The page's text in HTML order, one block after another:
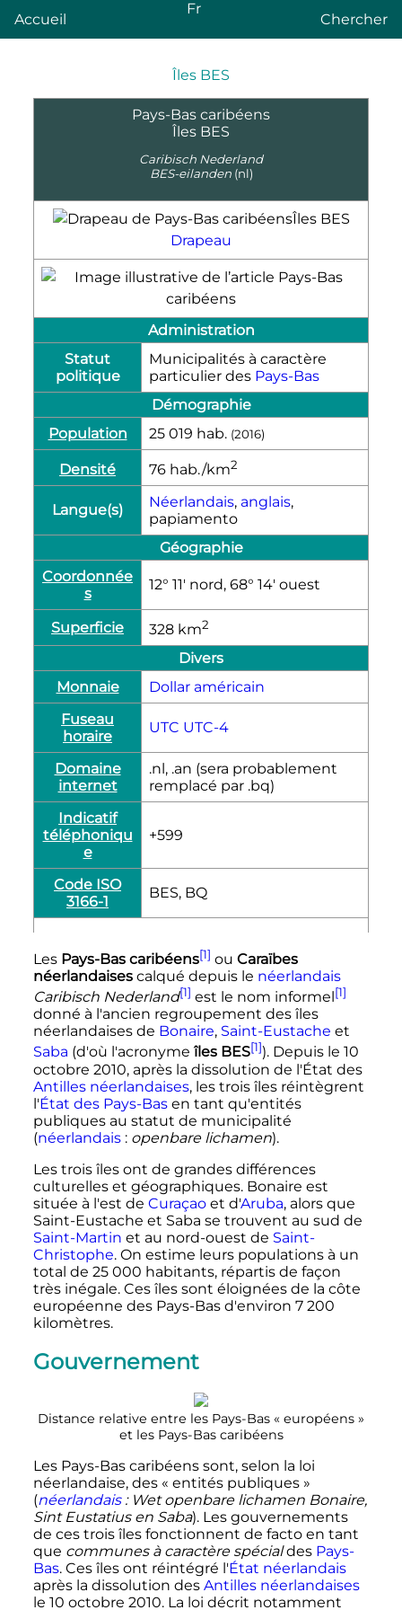
Accueil
Fr
Chercher
Îles BES
Pays-Bas caribéens
Îles BES
Caribisch Nederland
BES-eilanden (nl)
Drapeau
Administration
Statut
politique
Municipalités à caractère
particulier des Pays-Bas
Démographie
Population
25 019 hab. (2016)
Densité 76 hab./km2
Langue(s) Néerlandais, anglais,
papiamento
Géographie
Coordonnée
s
12° 11′ nord, 68° 14′ ouest
Superficie 328 km2
Divers
Monnaie
Dollar américain
Fuseau
horaire
UTC UTC-4
Domaine
internet
.nl, .an (sera probablement
remplacé par .bq)
Indicatif
téléphoniqu
e
+599
Code ISO
3166-1
BES, BQ
Les Pays-Bas caribéens[1] ou Caraïbes
néerlandaisescalqué depuis le néerlandais
Caribisch Nederland[1] est le nom informel [1]
donné à l'ancien regroupement des îles
néerlandaises de Bonaire, Saint-Eustache et
Saba (d'où l'acronymeîles BES[1]). Depuis le 10
octobre 2010, après la dissolution de l'État des
Antilles néerlandaises, les trois îles réintègrent
l'État des Pays-Basen tant qu'entités
publiques au statut de municipalité
(néerlandais: openbare lichamen).
Les trois îles ont de grandes différences
culturelles et géographiques. Bonaire est
située à l'est de Curaçaoet d'Aruba, alors que
Saint-Eustache et Saba se trouvent au sud de
Saint-Martin et au nord-ouest de Saint-
Christophe. On estime leurs populations à un
total de 25 000 habitants, répartis de façon
très inégale. Ces îles sont éloignées de la côte
européenne des Pays-Bas d'environ 7 200
kilomètres.
Gouvernement
Distance relative entre les Pays-Bas « européens »
et les Pays-Bas caribéens
Les Pays-Bas caribéens sont, selon la loi
néerlandaise, des « entités publiques »
(néerlandais: Wet openbare lichamen Bonaire,
Sint Eustatius en Saba). Les gouvernements
de ces trois îles fonctionnent de facto en tant
que communes à caractère spécialdes Pays-
Bas. Ces îles ont réintégré l'État néerlandais
après la dissolution des Antilles néerlandaises
le 10 octobre 2010. La loi décrit notamment